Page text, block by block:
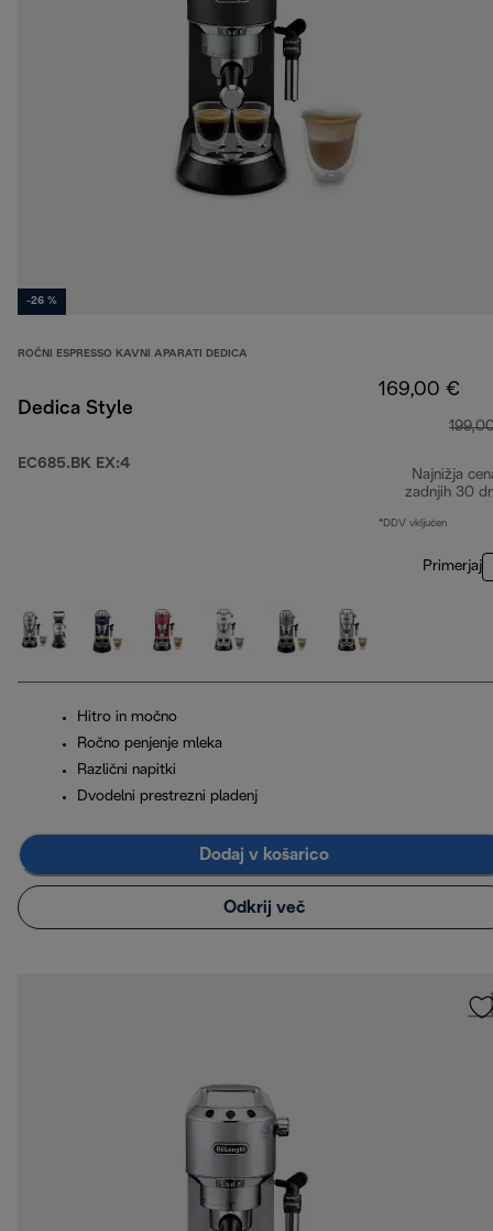
-26 %
ROČNI ESPRESSO KAVNI APARATI DEDICA
Dedica Style
EC685.BK EX:4
169,00 €
Najnižja
zadnjih 30
*DDV vključen
Primerjaj
Hitro in močno
Ročno penjenje mleka
Različni napitki
Dvodelni prestrezni pladenj
Dodaj v košarico
Odkrij več